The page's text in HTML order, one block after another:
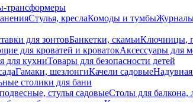
трансформеры
Стулья, креслаКомоды и тумбы
для зонтовБанкетки, скамьиКлючницы,
для кроватей и кроватокАксессуары для
для кухниТовары для безопасности детей
Гамаки, шезлонгиКачели садовые
столики для бани
стулья садовыеСтолы для балкона,